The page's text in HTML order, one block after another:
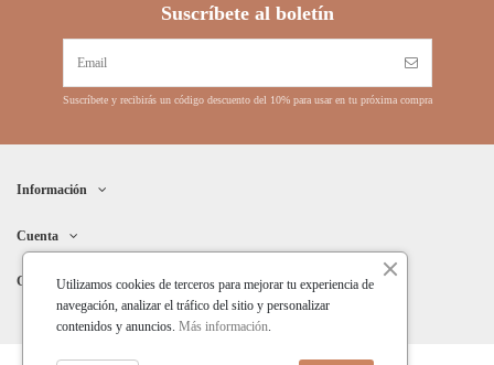
Suscríbete al boletín
Suscríbete y recibirás un código descuento del 10% para usar en tu próxima compra
Información
Cuenta
ContactoUtilizamos cookies de terceros para mejorar tu experiencia de
navegación, analizar el tráfico del sitio y personalizar
contenidos y anuncios. Más información.